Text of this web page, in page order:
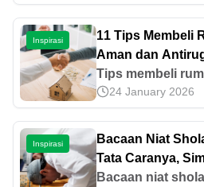
sukses
yang sudah
relasi yang
pola pikir yang
dengan
di usia muda.
Inspirasi
11 Tips Membeli
Aman dan
Tips membeli
aman dimulai dari
kebutuhan
lokasi dan
lainnya di sini!
24 January 2026
Inspirasi
Bacaan Niat
Tata Caranya,
Bacaan niat